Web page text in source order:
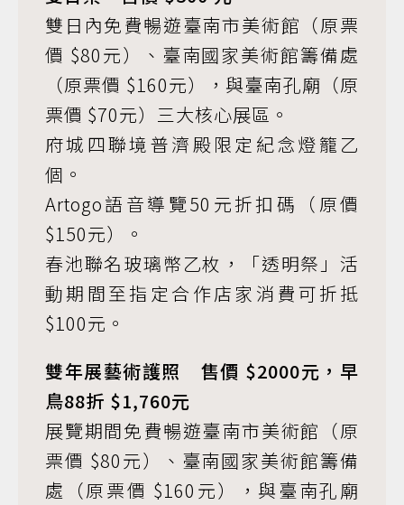
雙日內免費暢遊臺南市美術館（原票
價 $80元）、臺南國家美術館籌備處
（原票價 $160元），與臺南孔廟（原
票價 $70元）三大核心展區。
府城四聯境普濟殿限定紀念燈籠乙
個。
Artogo語音導覽50元折扣碼（原價
$150元）。
春池聯名玻璃幣乙枚，「透明祭」活
動期間至指定合作店家消費可折抵
$100元。
雙年展藝術護照 售價 $2000元，早
鳥88折 $1,760元
展覽期間免費暢遊臺南市美術館（原
票價 $80元）、臺南國家美術館籌備
處（原票價 $160元），與臺南孔廟